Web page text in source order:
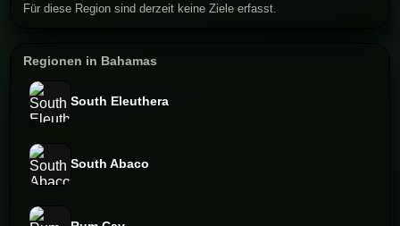
Für diese Region sind derzeit keine Ziele erfasst.
Regionen in Bahamas
South Eleuthera
South Abaco